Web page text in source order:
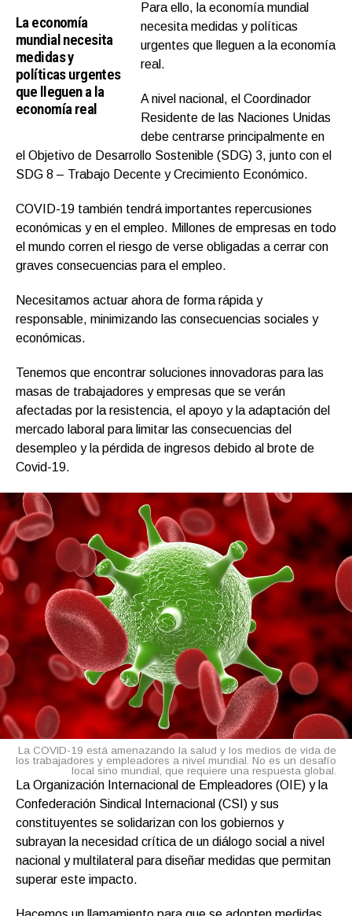
La economía
mundial necesita
medidas y
políticas urgentes
que lleguen a la
economía real
Para ello, la economía mundial
necesita medidas y políticas
urgentes que lleguen a la economía
real.
A nivel nacional, el Coordinador
Residente de las Naciones Unidas
debe centrarse principalmente en
el Objetivo de Desarrollo Sostenible (SDG) 3, junto con el
SDG 8 – Trabajo Decente y Crecimiento Económico.
COVID-19 también tendrá importantes repercusiones
económicas y en el empleo. Millones de empresas en todo
el mundo corren el riesgo de verse obligadas a cerrar con
graves consecuencias para el empleo.
Necesitamos actuar ahora de forma rápida y
responsable, minimizando las consecuencias sociales y
económicas.
Tenemos que encontrar soluciones innovadoras para las
masas de trabajadores y empresas que se verán
afectadas por la resistencia, el apoyo y la adaptación del
mercado laboral para limitar las consecuencias del
desempleo y la pérdida de ingresos debido al brote de
Covid-19.
La COVID-19 está amenazando la salud y los medios de vida de
los trabajadores y empleadores a nivel mundial. No es un desafío
local sino mundial, que requiere una respuesta global.
La Organización Internacional de Empleadores (OIE) y la
Confederación Sindical Internacional (CSI) y sus
constituyentes se solidarizan con los gobiernos y
subrayan la necesidad crítica de un diálogo social a nivel
nacional y multilateral para diseñar medidas que permitan
superar este impacto.